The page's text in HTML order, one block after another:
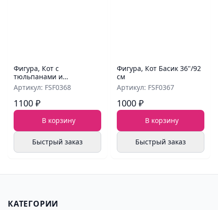
Фигура, Кот с
тюльпанами и
шампанским 46"/117 см
Артикул: FSF0368
1100 ₽
В корзину
Быстрый заказ
Фигура, Кот Басик 36"/92
см
Артикул: FSF0367
1000 ₽
В корзину
Быстрый заказ
КАТЕГОРИИ